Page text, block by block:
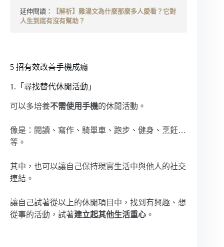
延伸閱讀：
【解析】雞湯文為什麼那麼多人愛看？它對
人生到底有沒有幫助？
5 招有效改善手機成癮
1.「尋找替代休閒活動」
可以多培養不需使用手機的休閒活動。
像是：閱讀、寫作、騎單車、跑步、健身、烹飪…
等。
其中，也可以讓自己保持現實生活中與他人的社交
連結。
讓自己試著從以上的休閒項目中，找到有興趣、想
從事的活動，試著建立起其他生活重心 。